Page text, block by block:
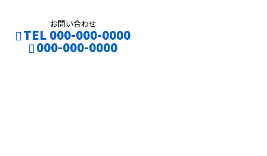
お問い合わせ
TEL 000-000-0000
000-000-0000